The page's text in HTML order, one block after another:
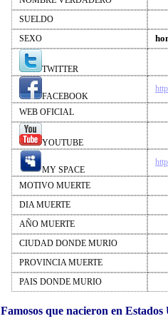
SUELDO
SEXO
TWITTER
FACEBOOK
WEB OFICIAL
YOUTUBE
MY SPACE
MOTIVO MUERTE
DIA MUERTE
AÑO MUERTE
CIUDAD DONDE MURIO
PROVINCIA MUERTE
PAIS DONDE MURIO
Famosos que nacieron en